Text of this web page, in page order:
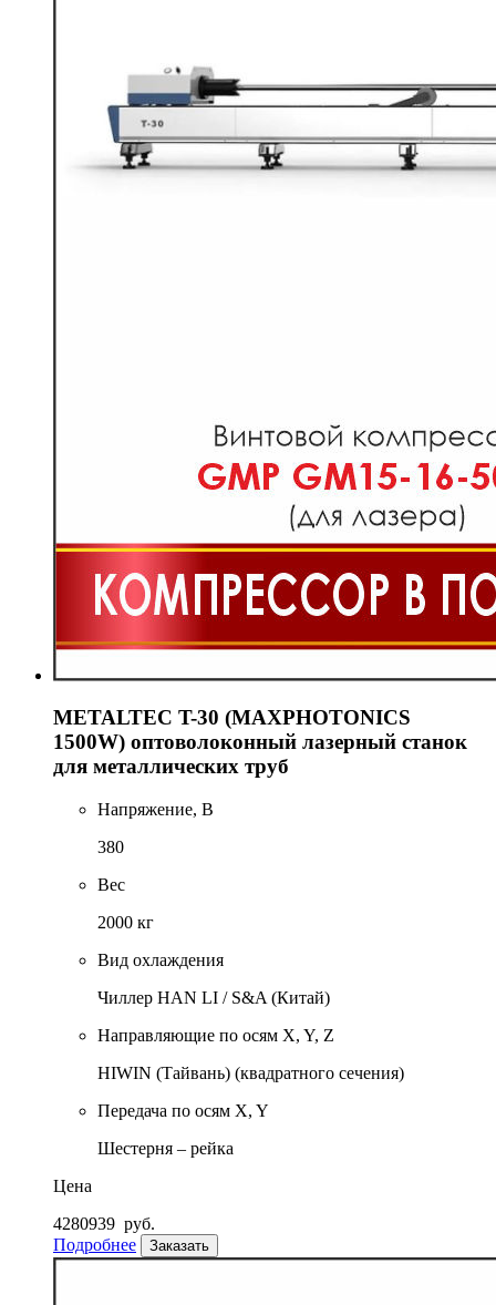
METALTEC T-30 (MAXPHOTONICS
1500W) оптоволоконный лазерный станок
для металлических труб
Напряжение, В
380
Вес
2000 кг
Вид охлаждения
Чиллер HAN LI / S&A (Китай)
Направляющие по осям X, Y, Z
HIWIN (Тайвань) (квадратного сечения)
Передача по осям X, Y
Шестерня – рейка
Цена
4280939 руб.
Подробнее
Заказать